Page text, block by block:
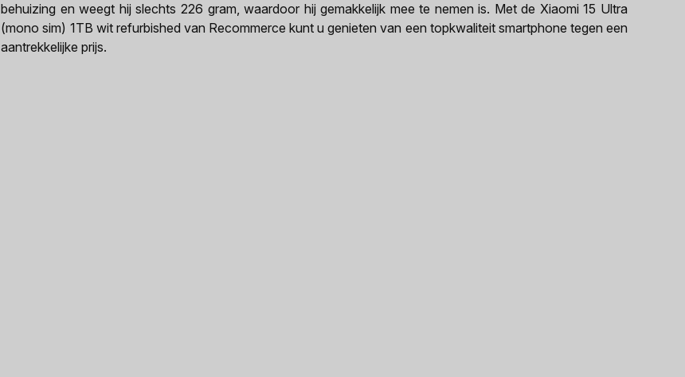
behuizing en weegt hij slechts 226 gram, waardoor hij gemakkelijk mee te nemen is. Met de Xiaomi 15 Ultra
(mono sim) 1TB wit refurbished van Recommerce kunt u genieten van een topkwaliteit smartphone tegen een
aantrekkelijke prijs.